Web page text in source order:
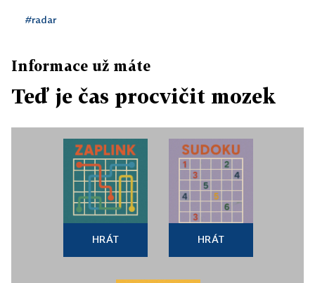
#radar
Informace už máte
Teď je čas procvičit mozek
HRÁT HRÁT